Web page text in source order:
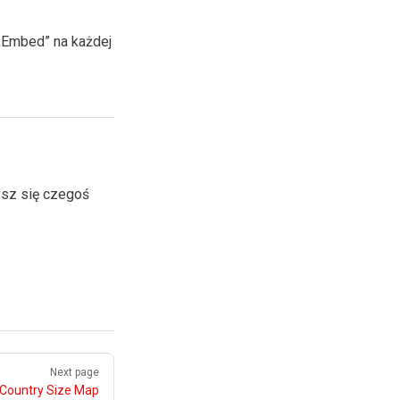
na każdej
się czegoś
Next page
Size Map